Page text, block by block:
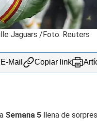
Jaguars /Foto: Reuters
E-Mail Copiar link
Semana 5 llena de